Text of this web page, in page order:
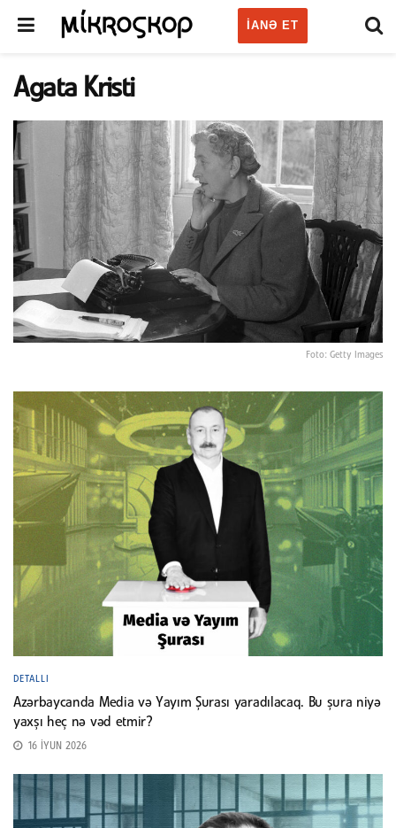
IANƏ ET
Agata Kristi
Foto: Getty Images
DETALLI
Azərbaycanda Media və Yayım Şurası yaradılacaq. Bu şura niyə
yaxşı heç nə vəd etmir?
16 İYUN 2026